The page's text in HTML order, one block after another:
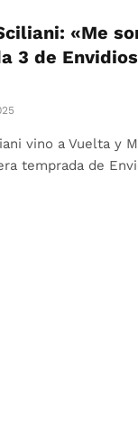
«Me
3 de
vino a Vuelta y
temprada de